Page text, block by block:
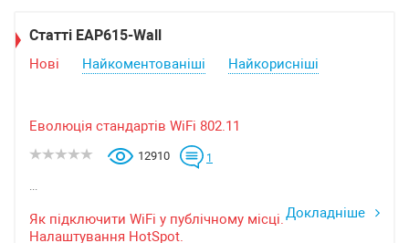
Статті EAP615-Wall
Нові Найкоментованіші Найкорисніші
Еволюція стандартів WiFi 802.11
12910 1
...
Докладніше
Як підключити WiFi у публічному місці.
Налаштування HotSpot.